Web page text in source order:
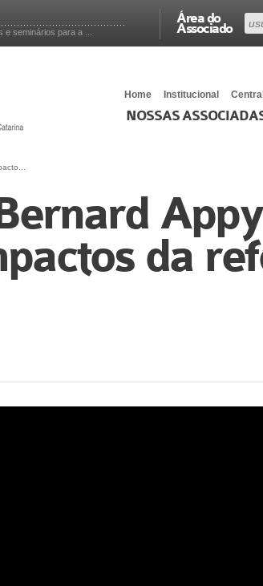
Área do
Associado
seminários para a ...
Home Institucional
NOSSAS
da